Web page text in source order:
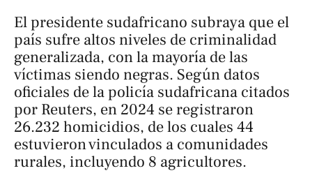
El presidente sudafricano subraya que el
país sufre altos niveles de criminalidad
generalizada, con la mayoría de las
víctimas siendo negras. Según datos
oficiales de la policía sudafricana citados
por Reuters, en 2024 se registraron
26.232 homicidios, de los cuales 44
estuvieron vinculados a comunidades
rurales, incluyendo 8 agricultores.